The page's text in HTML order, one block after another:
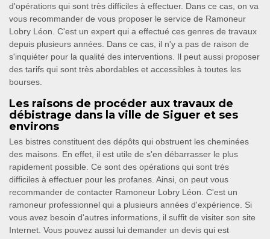
d'opérations qui sont très difficiles à effectuer. Dans ce cas, on va
vous recommander de vous proposer le service de Ramoneur
Lobry Léon. C'est un expert qui a effectué ces genres de travaux
depuis plusieurs années. Dans ce cas, il n'y a pas de raison de
s'inquiéter pour la qualité des interventions. Il peut aussi proposer
des tarifs qui sont très abordables et accessibles à toutes les
bourses.
Les raisons de procéder aux travaux de
débistrage dans la ville de Siguer et ses
environs
Les bistres constituent des dépôts qui obstruent les cheminées
des maisons. En effet, il est utile de s'en débarrasser le plus
rapidement possible. Ce sont des opérations qui sont très
difficiles à effectuer pour les profanes. Ainsi, on peut vous
recommander de contacter Ramoneur Lobry Léon. C'est un
ramoneur professionnel qui a plusieurs années d'expérience. Si
vous avez besoin d'autres informations, il suffit de visiter son site
Internet. Vous pouvez aussi lui demander un devis qui est